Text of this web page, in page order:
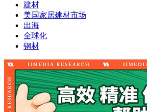
建材
美国家居建材市场
出海
全球化
钢材